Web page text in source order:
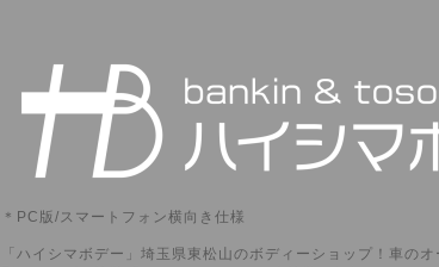
＊PC版/スマートフォン横向き仕様
「ハイシマボデー」埼玉県東松山のボディーショップ！車の